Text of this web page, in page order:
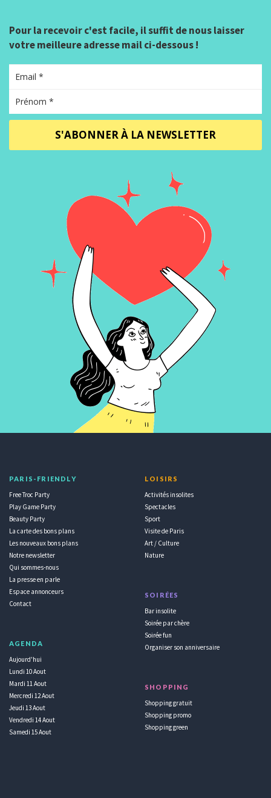
Pour la recevoir c'est facile, il suffit de nous laisser
votre meilleure adresse mail ci-dessous !
S'ABONNER À LA NEWSLETTER
PARIS-FRIENDLY
Free Troc Party
Play Game Party
Beauty Party
La carte des bons plans
Les nouveaux bons plans
Notre newsletter
Qui sommes-nous
La presse en parle
Espace annonceurs
Contact
AGENDA
Aujourd'hui
Lundi 10 Aout
Mardi 11 Aout
Mercredi 12 Aout
Jeudi 13 Aout
Vendredi 14 Aout
Samedi 15 Aout
LOISIRS
Activités insolites
Spectacles
Sport
Visite de Paris
Art / Culture
Nature
SOIRÉES
Bar insolite
Soirée par chère
Soirée fun
Organiser son anniversaire
SHOPPING
Shopping gratuit
Shopping promo
Shopping green